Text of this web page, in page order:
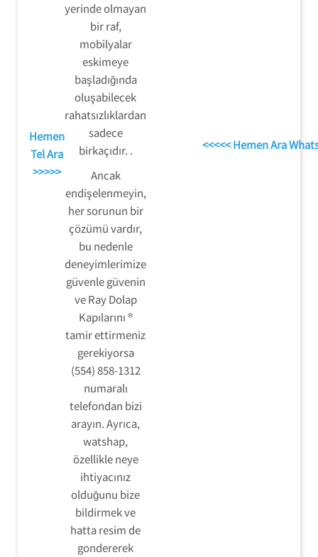
Hemen
Tel Ara
>>>>>
yerinde olmayan
bir raf,
mobilyalar
eskimeye
başladığında
oluşabilecek
rahatsızlıklardan
sadece
birkaçıdır. .
Ancak
endişelenmeyin,
her sorunun bir
çözümü vardır,
bu nedenle
deneyimlerimize
güvenle güvenin
ve Ray Dolap
Kapılarını ®
tamir ettirmeniz
gerekiyorsa
(554) 858-1312
numaralı
telefondan bizi
arayın. Ayrıca,
watshap,
özellikle neye
ihtiyacınız
olduğunu bize
bildirmek ve
hatta resim de
gondererek
<<<<< Hemen Ara